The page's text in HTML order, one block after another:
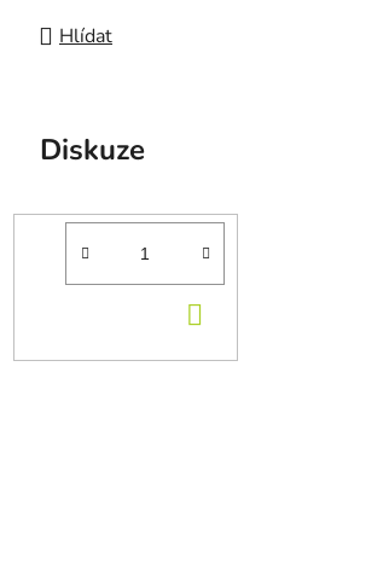
Hlídat
Diskuze